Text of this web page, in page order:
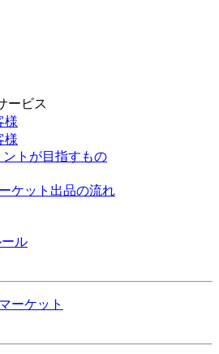
ービス
様
様
ントが目指すもの
ケット出品の流れ
ル
ーケット